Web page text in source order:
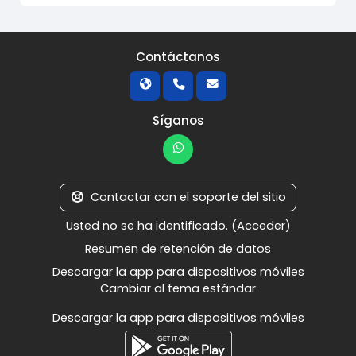
Contáctanos
Síganos
Contactar con el soporte del sitio
Usted no se ha identificado. (Acceder)
Resumen de retención de datos
Descargar la app para dispositivos móviles
Cambiar al tema estándar
Descargar la app para dispositivos móviles